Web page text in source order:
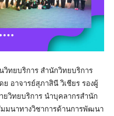
ทยบริการ สำนักวิทยบริการ
อาจารย์สุภาสินี วิเชียร รองผู้
ยวิทยบริการ นำบุคลากรสำนัก
มมนาทางวิชาการด้านการพัฒนา